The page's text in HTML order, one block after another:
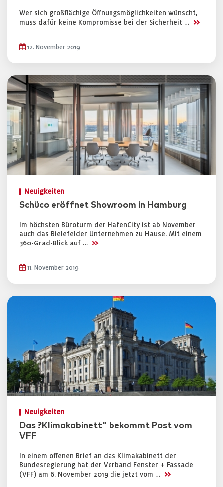
Wer sich großflächige Öffnungsmöglichkeiten wünscht,
muss dafür keine Kompromisse bei der Sicherheit … >>
12. November 2019
Neuigkeiten
Schüco eröffnet Showroom in Hamburg
Im höchsten Büroturm der HafenCity ist ab November
auch das Bielefelder Unternehmen zu Hause. Mit einem
360-Grad-Blick auf … >>
11. November 2019
Neuigkeiten
Das ?Klimakabinett" bekommt Post vom
VFF
In einem offenen Brief an das Klimakabinett der
Bundesregierung hat der Verband Fenster + Fassade
(VFF) am 6. November 2019 die jetzt vom … >>